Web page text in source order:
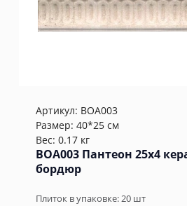
Артикул: BOA003
Размер: 40*25 см
Вес: 0.17 кг
BOA003 Пантеон 25x4
бордюр
Плиток в упаковке:20 шт